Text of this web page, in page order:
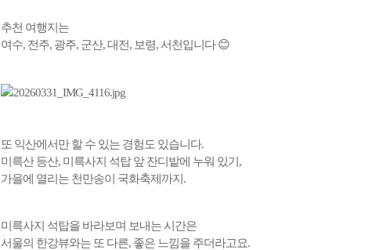
추천 여행지는
여수, 전주, 광주, 군산, 대전, 보령, 서천입니다 😊
또 익산에서만 할 수 있는 경험도 있습니다.
미륵산 등산, 미륵사지 석탑 앞 잔디밭에 누워 있기,
가을에 열리는 천만송이 국화축제까지.
미륵사지 석탑을 바라보며 보내는 시간은
서울의 한강뷰와는 또 다른, 좋은 느낌을 주더라고요.